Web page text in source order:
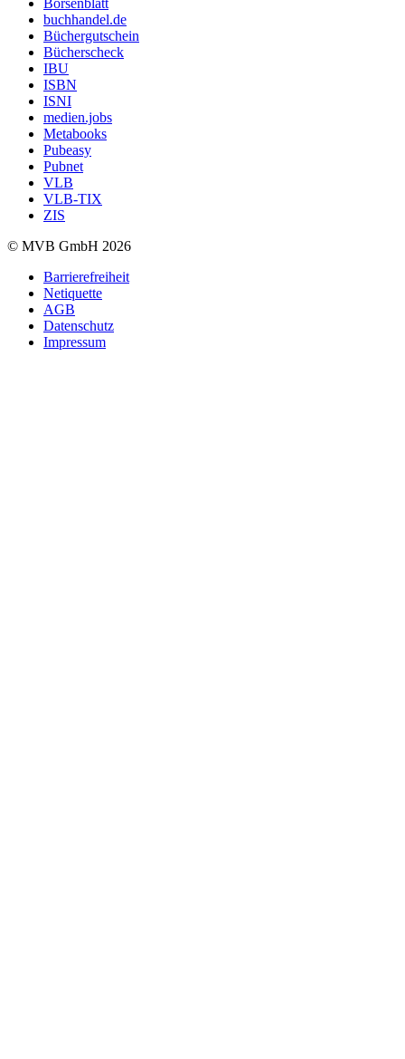
Börsenblatt
buchhandel.de
Büchergutschein
Bücherscheck
IBU
ISBN
ISNI
medien.jobs
Metabooks
Pubeasy
Pubnet
VLB
VLB-TIX
ZIS
© MVB GmbH 2026
Barrierefreiheit
Netiquette
AGB
Datenschutz
Impressum